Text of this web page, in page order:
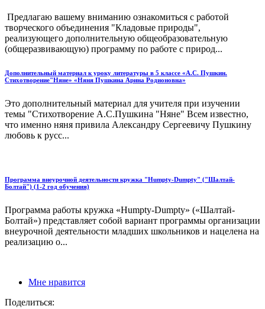
Предлагаю вашему вниманию ознакомиться с работой
творческого объединения "Кладовые природы",
реализующего дополнительную общеобразовательную
(общеразвивающую) программу по работе с природ...
Дополнительный материал к уроку литературы в 5 классе «А.С. Пушкин.
Стихотворение"Няне» «Няня Пушкина Арина Родионовна»
Это дополнительный материал для учителя при изучении
темы "Стихотворение А.С.Пушкина "Няне" Всем известно,
что именно няня привила Александру Сергеевичу Пушкину
любовь к русс...
Программа внеурочной деятельности кружка "Humpty-Dumpty" ("Шалтай-
Болтай") (1-2 год обучения)
Программа работы кружка «Humpty-Dumpty» («Шалтай-
Болтай») представляет собой вариант программы организации
внеурочной деятельности младших школьников и нацелена на
реализацию о...
Мне нравится
Поделиться: